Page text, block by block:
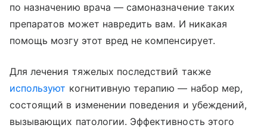
по назначению врача — самоназначение таких
препаратов может навредить вам. И никакая
помощь мозгу этот вред не компенсирует.
Для лечения тяжелых последствий также
используют когнитивную терапию — набор мер,
состоящий в изменении поведения и убеждений,
вызывающих патологии. Эффективность этого